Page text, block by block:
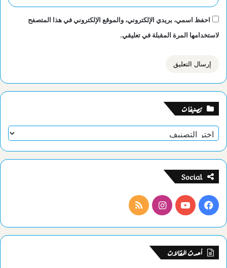
احفظ اسمي، بريدي الإلكتروني، والموقع الإلكتروني في هذا المتصفح
لاستخدامها المرة المقبلة في تعليقي.
تصنيفات
تصنيفات
Social
فيسبوكيوتيوبانستقرامملخص
الموقع
أحدث المقالات